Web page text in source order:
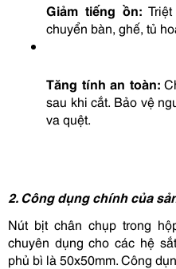
Giảm tiếng ồn:
chuyển bàn, ghế, tủ
Tăng tính an toàn:
sau khi cắt. Bảo vệ
va quệt.
2. Công dụng chính của
Nút bịt chân chụp trong
chuyên dụng cho các hệ
phủ bì là 50x50mm. Công